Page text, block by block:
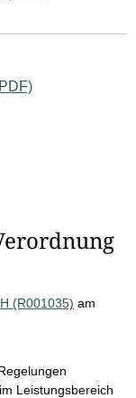
(R001035) am
Leistungsbereich